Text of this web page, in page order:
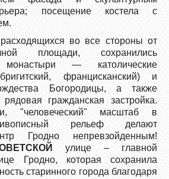
посещение костела с
во все стороны от
площади, сохранились
монастыри — католические
францисканский) и
Богородицы, а также
гражданская застройка.
"человеческий" масштаб в
рельеф делают
Гродно непревзойденным!
улице – главной
Гродно, которая сохранила
старинного города благодаря